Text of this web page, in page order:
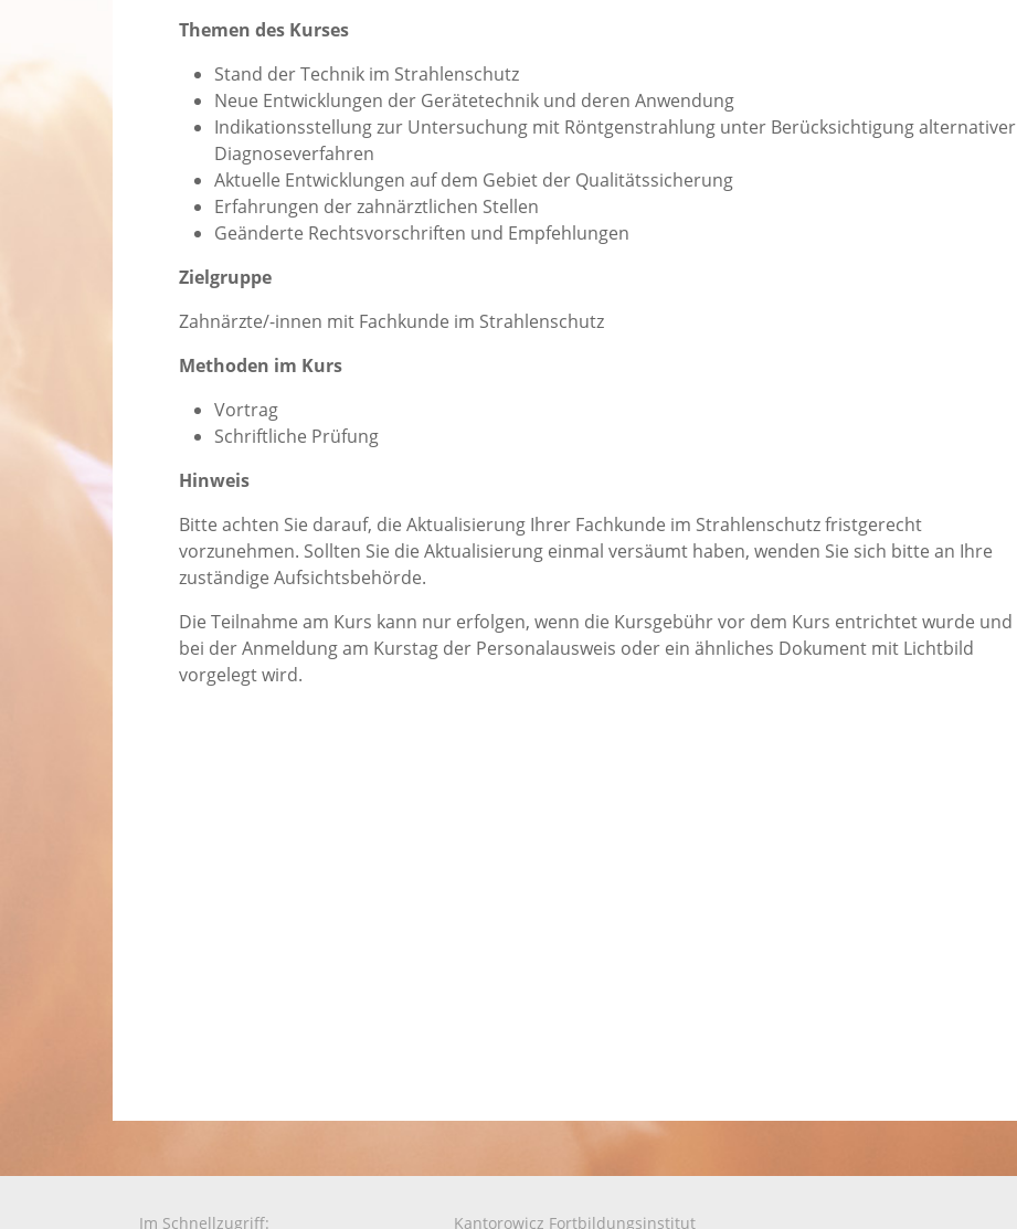
Themen des Kurses
Stand der Technik im Strahlenschutz
Neue Entwicklungen der Gerätetechnik und deren Anwendung
Indikationsstellung zur Untersuchung mit Röntgenstrahlung unter Berücksichtigung alternativer
Diagnoseverfahren
Aktuelle Entwicklungen auf dem Gebiet der Qualitätssicherung
Erfahrungen der zahnärztlichen Stellen
Geänderte Rechtsvorschriften und Empfehlungen
Zielgruppe
Zahnärzte/-innen mit Fachkunde im Strahlenschutz
Methoden im Kurs
Vortrag
Schriftliche Prüfung
Hinweis
Bitte achten Sie darauf, die Aktualisierung Ihrer Fachkunde im Strahlenschutz fristgerecht
vorzunehmen. Sollten Sie die Aktualisierung einmal versäumt haben, wenden Sie sich bitte an Ihre
zuständige Aufsichtsbehörde.
Die Teilnahme am Kurs kann nur erfolgen, wenn die Kursgebühr vor dem Kurs entrichtet wurde und
bei der Anmeldung am Kurstag der Personalausweis oder ein ähnliches Dokument mit Lichtbild
vorgelegt wird.
Im Schnellzugriff: Kantorowicz Fortbildungsinstitut